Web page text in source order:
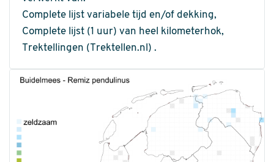
Complete lijst variabele tijd en/of dekking,
Complete lijst (1 uur) van heel kilometerhok,
Trektellingen (Trektellen.nl) .